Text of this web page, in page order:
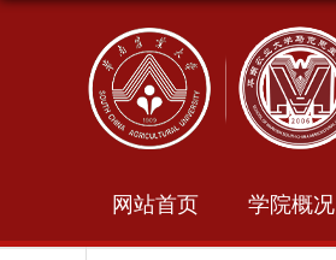
网站首页 学院概况